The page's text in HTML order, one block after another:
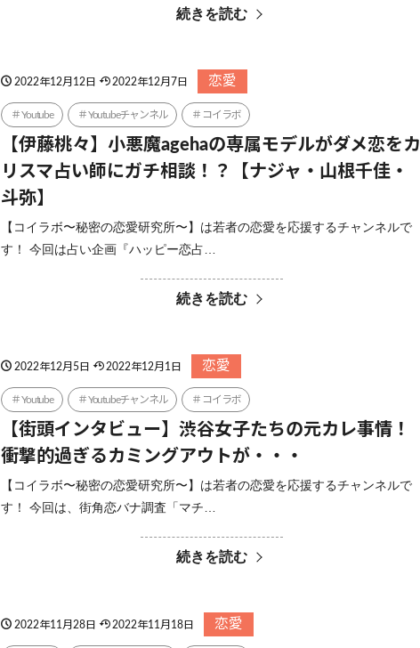
続きを読む
2022年12月12日 2022年12月7日 恋愛
Youtube Youtubeチャンネル コイラボ
【伊藤桃々】小悪魔agehaの専属モデルがダメ恋をカ
リスマ占い師にガチ相談！？【ナジャ・山根千佳・
斗弥】
【コイラボ〜秘密の恋愛研究所〜】は若者の恋愛を応援するチャンネルで
す！ 今回は占い企画『ハッピー恋占…
続きを読む
2022年12月5日 2022年12月1日 恋愛
Youtube Youtubeチャンネル コイラボ
【街頭インタビュー】渋谷女子たちの元カレ事情！
衝撃的過ぎるカミングアウトが・・・
【コイラボ〜秘密の恋愛研究所〜】は若者の恋愛を応援するチャンネルで
す！ 今回は、街角恋バナ調査「マチ…
続きを読む
2022年11月28日 2022年11月18日 恋愛